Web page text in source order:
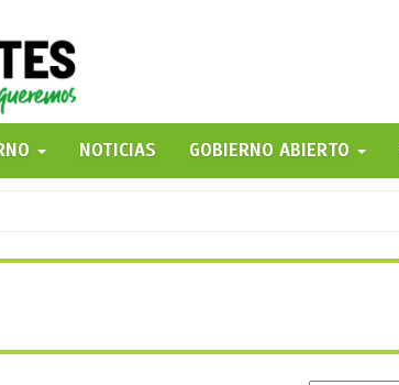
NOTICIAS GOBIERNO ABIERTO